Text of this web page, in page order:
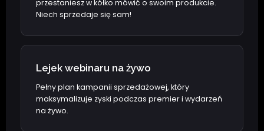
przestaniesz w kółko mówić o swoim produkcie.
Niech sprzedaje się sam!
Lejek webinaru na żywo
Pełny plan kampanii sprzedażowej, który
maksymalizuje zyski podczas premier i wydarzeń
na żywo.